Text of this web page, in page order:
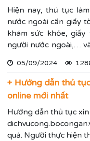
Hiện nay, thủ tục
nước ngoài cần giấy
khám sức khỏe,
người nước ngoài,…
định 70/2023/NĐ-
trình cấp giấy phép
tham khảo.
05/09/2024
+ Hướng dẫn thủ
online mới nhất
Hướng dẫn thủ tục
quả. Người thực hiện